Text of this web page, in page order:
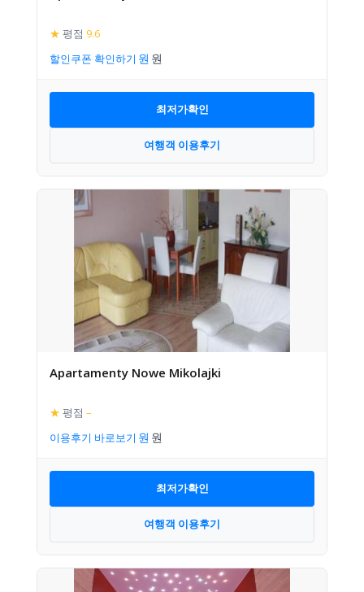
★ 평점 9.6
할인쿠폰 확인하기
최저가확인
여행객 이용후기
Apartamenty Nowe Mikolajki
★ 평점 –
이용후기 바로보기
최저가확인
여행객 이용후기